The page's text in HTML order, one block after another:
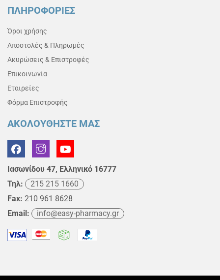
ΠΛΗΡΟΦΟΡΙΕΣ
Όροι χρήσης
Αποστολές & Πληρωμές
Ακυρώσεις & Επιστροφές
Επικοινωνία
Εταιρείες
Φόρμα Επιστροφής
ΑΚΟΛΟΥΘΗΣΤΕ ΜΑΣ
Ιασωνίδου 47, Ελληνικό 16777
Τηλ:
215 215 1660
Fax: 210 961 8628
Email:
info@easy-pharmacy.gr